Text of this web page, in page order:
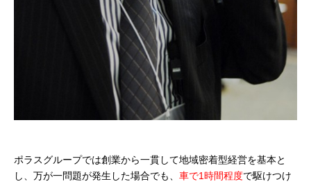
ポラスグループでは創業から一貫して地域密着型経営を基本と
し、万が一問題が発生した場合でも、 車で1時間程度で駆けつけ